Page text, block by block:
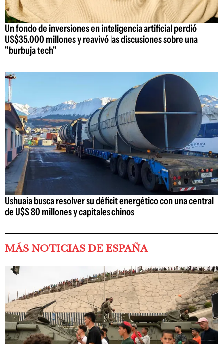
Un fondo de inversiones en inteligencia artificial perdió
US$35.000 millones y reavivó las discusiones sobre una
"burbuja tech"
Ushuaia busca resolver su déficit energético con una central
de U$S 80 millones y capitales chinos
MÁS NOTICIAS DE ESPAÑA